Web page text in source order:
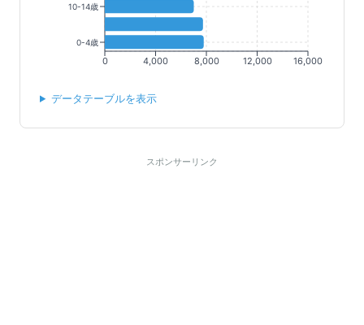
0 4,000 8,000 12,000 16,000
10-14歳
0-4歳
データテーブルを表示
スポンサーリンク